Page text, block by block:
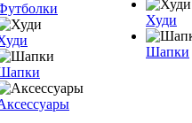
Худи
Шапки